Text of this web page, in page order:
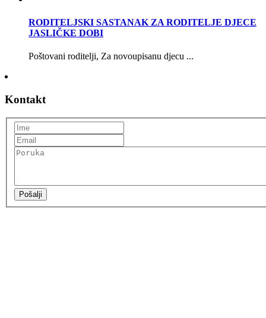
RODITELJSKI SASTANAK ZA RODITELJE DJECE
JASLIČKE DOBI
Poštovani roditelji, Za novoupisanu djecu ...
Kontakt